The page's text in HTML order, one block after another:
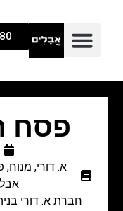
פסח
א. דורי, מנוח,
אבל
חברת א. דורי